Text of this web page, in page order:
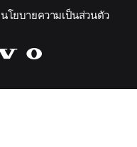
นโยบายความเป็นส่วนตัว